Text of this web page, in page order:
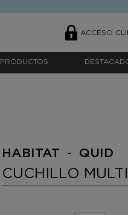
ACCESO
PRODUCTOS
HABITAT - QUID
CUCHILLO